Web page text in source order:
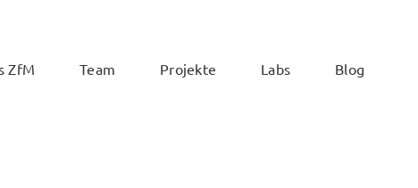
ZfM Team Projekte Labs Blog